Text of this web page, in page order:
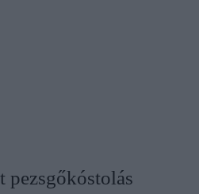
pezsgőkóstolás